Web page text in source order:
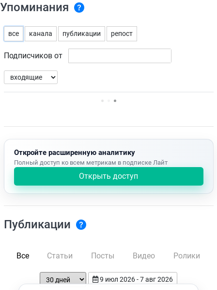
Упоминания
все канала публикации репост
Подписчиков от
Нет доступных упоминаний.
Откройте расширенную аналитику
Полный доступ ко всем метрикам в подписке Лайт
Открыть доступ
Публикации
Все Статьи Посты Видео Ролики
9 июл 2026 - 7 авг 2026